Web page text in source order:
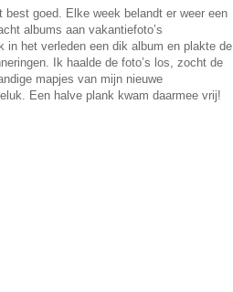
goed. Elke week belandt er weer een
albums aan vakantiefoto’s
in het verleden een dik album en plakte de
Ik haalde de foto’s los, zocht de
mapjes van mijn nieuwe
Een halve plank kwam daarmee vrij!